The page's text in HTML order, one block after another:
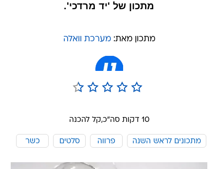
מתכון של 'יד מרדכי'.
מתכון מאת:מערכת וואלה
10 דקות סה"כ, קל להכנה
מתכונים לראש השנה פרווה סלטים כשר